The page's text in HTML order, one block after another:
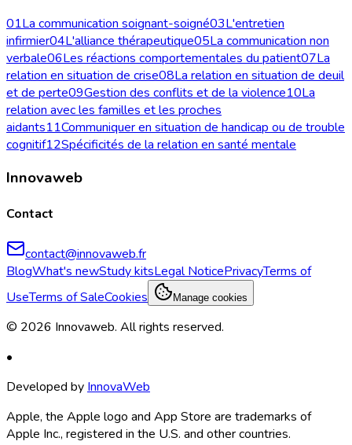
01La communication soignant-soigné03L'entretien
infirmier04L'alliance thérapeutique05La communication non
verbale06Les réactions comportementales du patient07La
relation en situation de crise08La relation en situation de deuil
et de perte09Gestion des conflits et de la violence10La
relation avec les familles et les proches
aidants11Communiquer en situation de handicap ou de trouble
cognitif12Spécificités de la relation en santé mentale
Innovaweb
Contact
contact@innovaweb.fr
BlogWhat's newStudy kitsLegal NoticePrivacyTerms of
UseTerms of SaleCookies Manage cookies
© 2026 Innovaweb. All rights reserved.
•
Developed by InnovaWeb
Apple, the Apple logo and App Store are trademarks of
Apple Inc., registered in the U.S. and other countries.